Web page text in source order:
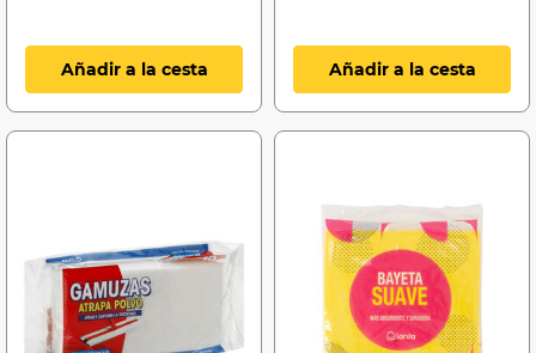
Añadir a la cesta Añadir a la cesta